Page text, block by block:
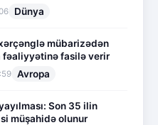
Dünya
mübarizədən
fəaliyyətinə fasilə verir
Avropa
Son 35 ilin
müşahidə olunur